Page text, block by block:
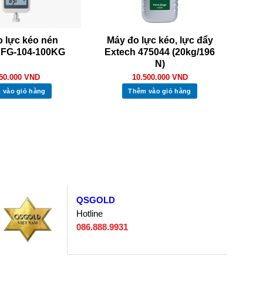
lực kéo nén
104-100KG
VND
vào giỏ hàng
Máy đo lực kéo, lực đẩy
Extech 475044 (20kg/196
N)
10.500.000 VND
Thêm vào giỏ hàng
QSGOLD
Hotline
086.888.9931